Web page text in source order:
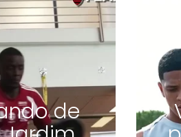
de